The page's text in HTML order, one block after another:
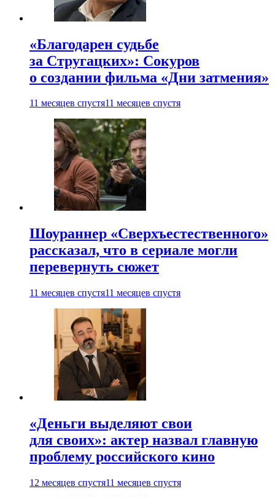
«Благодарен судьбе
за Стругацких»: Сокуров
о создании фильма «Дни затмения»
11 месяцев спустя11 месяцев спустя
Шоураннер «Сверхъестественного»
рассказал, что в сериале могли
перевернуть сюжет
11 месяцев спустя11 месяцев спустя
«Деньги выделяют свои
для своих»: актер назвал главную
проблему российского кино
12 месяцев спустя11 месяцев спустя